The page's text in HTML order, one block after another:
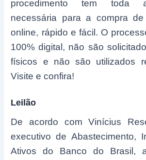
procedimento tem toda
necessária para a compra
online, rápido e fácil. O
100% digital, não são
físicos e não são utilizados
Visite e confira!
Leilão
De acordo com Vinícius
executivo de Abastecimento,
Ativos do Banco do Brasil,